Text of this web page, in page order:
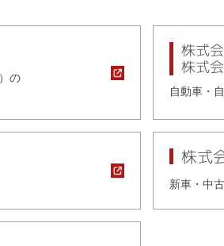
の
株式
株式
自動車・
株式
新車・中